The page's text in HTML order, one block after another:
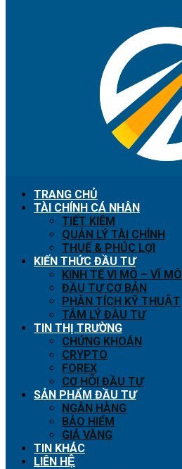
TRANG CHỦ
TÀI CHÍNH CÁ NHÂN
TIẾT KIỆM
QUẢN LÝ TÀI CHÍNH
THUẾ & PHÚC LỢI
KIẾN THỨC ĐẦU TƯ
KINH TẾ VI MÔ – VĨ MÔ
ĐẦU TƯ CƠ BẢN
PHÂN TÍCH KỸ THUẬT
TÂM LÝ ĐẦU TƯ
TIN THỊ TRƯỜNG
CHỨNG KHOÁN
CRYPTO
FOREX
CƠ HỘI ĐẦU TƯ
SẢN PHẨM ĐẦU TƯ
NGÂN HÀNG
BẢO HIỂM
GIÁ VÀNG
TIN KHÁC
LIÊN HỆ